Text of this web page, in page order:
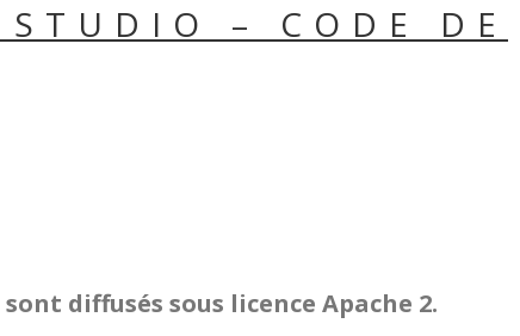
– CODE DE
diffusés sous licence Apache 2.